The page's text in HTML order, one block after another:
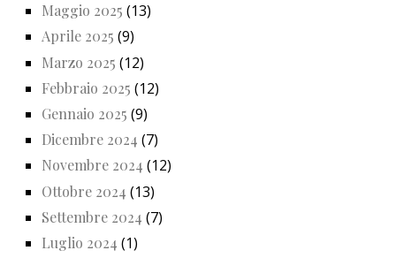
Maggio 2025 (13)
Aprile 2025 (9)
Marzo 2025 (12)
Febbraio 2025 (12)
Gennaio 2025 (9)
Dicembre 2024 (7)
Novembre 2024 (12)
Ottobre 2024 (13)
Settembre 2024 (7)
Luglio 2024 (1)